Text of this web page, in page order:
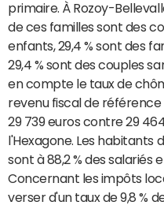
primaire. À Rozoy-
de ces familles sont des
enfants, 29,4 % sont des
29,4 % sont des couples
en compte le taux de
revenu fiscal de référence
29 739 euros contre 29
l'Hexagone. Les habitants
sont à 88,2 % des salariés
Concernant les impôts
verser d'un taux de 9,8 %